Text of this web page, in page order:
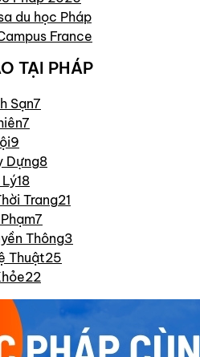
du học Pháp
France
TẠI PHÁP
Sạn7
7
9
Dựng8
18
Trang21
7
Thông3
Thuật25
22